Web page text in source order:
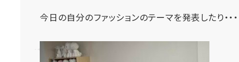
今日の自分のファッションのテーマを発表したり・・・